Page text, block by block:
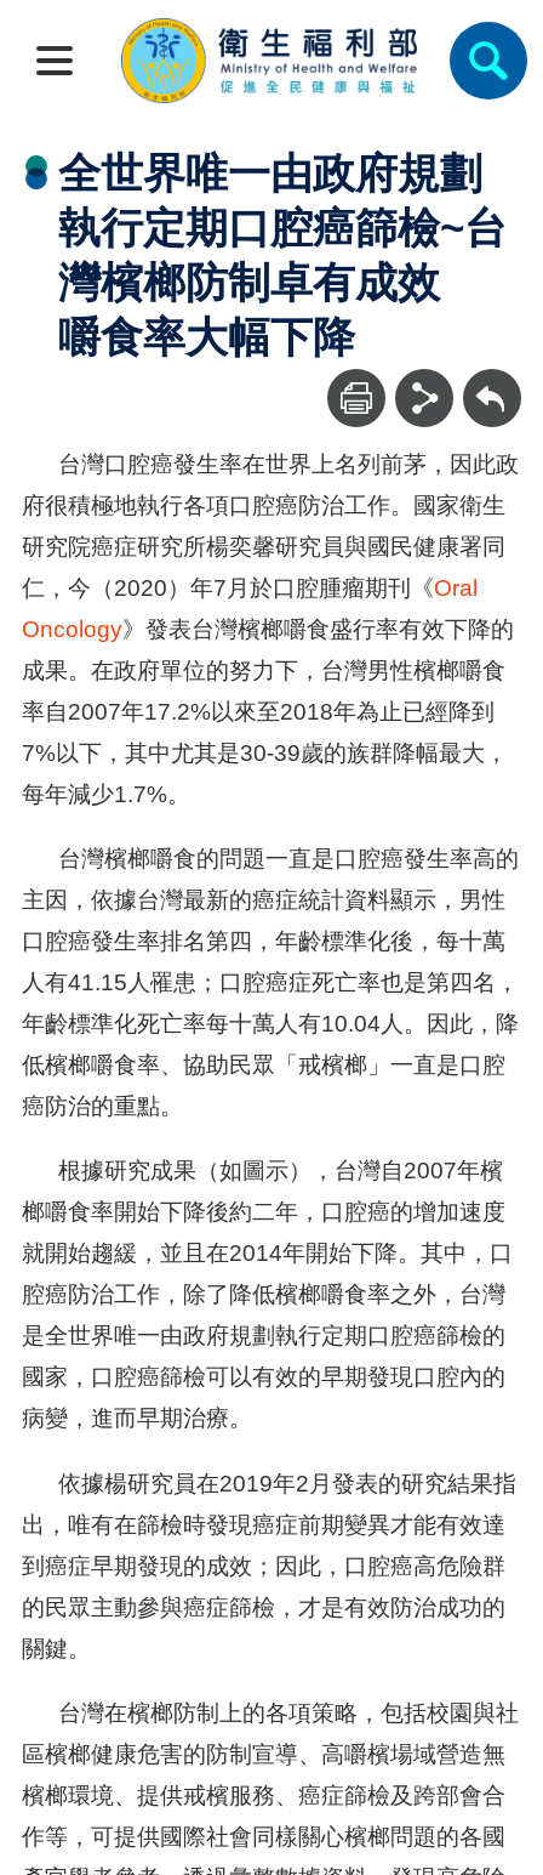
全世界唯一由政府規劃
執行定期口腔癌篩檢~台
灣檳榔防制卓有成效
嚼食率大幅下降
回上一頁
台灣口腔癌發生率在世界上名列前茅，因此政
府很積極地執行各項口腔癌防治工作。國家衛生
研究院癌症研究所楊奕馨研究員與國民健康署同
仁，今（2020）年7月於口腔腫瘤期刊《Oral
Oncology》發表台灣檳榔嚼食盛行率有效下降的
成果。在政府單位的努力下，台灣男性檳榔嚼食
率自2007年17.2%以來至2018年為止已經降到
7%以下，其中尤其是30-39歲的族群降幅最大，
每年減少1.7%。
台灣檳榔嚼食的問題一直是口腔癌發生率高的
主因，依據台灣最新的癌症統計資料顯示，男性
口腔癌發生率排名第四，年齡標準化後，每十萬
人有41.15人罹患；口腔癌症死亡率也是第四名，
年齡標準化死亡率每十萬人有10.04人。因此，降
低檳榔嚼食率、協助民眾「戒檳榔」一直是口腔
癌防治的重點。
根據研究成果（如圖示），台灣自2007年檳
榔嚼食率開始下降後約二年，口腔癌的增加速度
就開始趨緩，並且在2014年開始下降。其中，口
腔癌防治工作，除了降低檳榔嚼食率之外，台灣
是全世界唯一由政府規劃執行定期口腔癌篩檢的
國家，口腔癌篩檢可以有效的早期發現口腔內的
病變，進而早期治療。
依據楊研究員在2019年2月發表的研究結果指
出，唯有在篩檢時發現癌症前期變異才能有效達
到癌症早期發現的成效；因此，口腔癌高危險群
的民眾主動參與癌症篩檢，才是有效防治成功的
關鍵。
台灣在檳榔防制上的各項策略，包括校園與社
區檳榔健康危害的防制宣導、高嚼檳場域營造無
檳榔環境、提供戒檳服務、癌症篩檢及跨部會合
作等，可提供國際社會同樣關心檳榔問題的各國